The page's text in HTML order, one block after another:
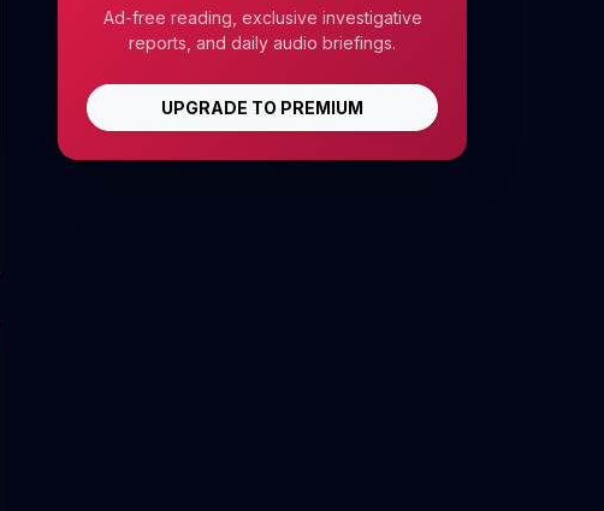
Ad-free reading, exclusive investigative
reports, and daily audio briefings.
UPGRADE TO PREMIUM